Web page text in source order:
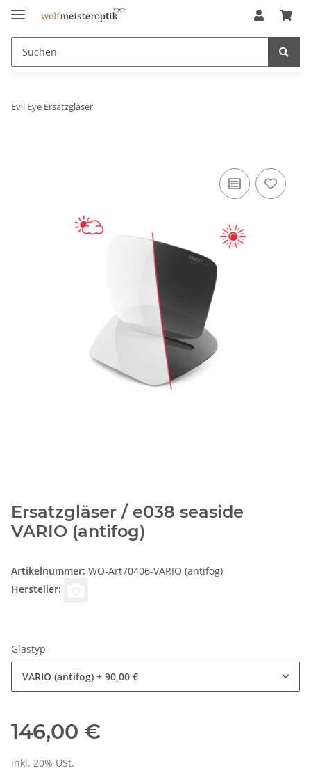
Evil Eye Ersatzgläser
Ersatzgläser / e038 seaside
VARIO (antifog)
Artikelnummer: WO-Art70406-VARIO (antifog)
Hersteller:
Glastyp
VARIO (antifog) + 90,00 €
146,00 €
inkl. 20% USt.